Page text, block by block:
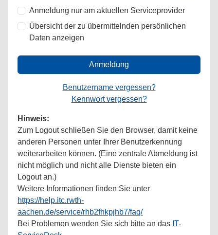
Anmeldung nur am aktuellen Serviceprovider
Übersicht der zu übermittelnden persönlichen
Daten anzeigen
Anmeldung
Benutzername vergessen?
Kennwort vergessen?
Hinweis:
Zum Logout schließen Sie den Browser, damit keine
anderen Personen unter Ihrer Benutzerkennung
weiterarbeiten können. (Eine zentrale Abmeldung ist
nicht möglich und nicht alle Dienste bieten ein
Logout an.)
Weitere Informationen finden Sie unter
https://help.itc.rwth-
aachen.de/service/rhb2fhkpjhb7/faq/
Bei Problemen wenden Sie sich bitte an das IT-